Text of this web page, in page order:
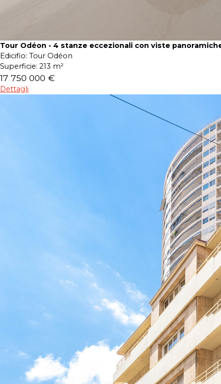
Tour Odéon - 4 stanze eccezionali con viste
Edicifio: Tour Odéon
Superficie: 213 m²
17 750 000 €
Dettagli